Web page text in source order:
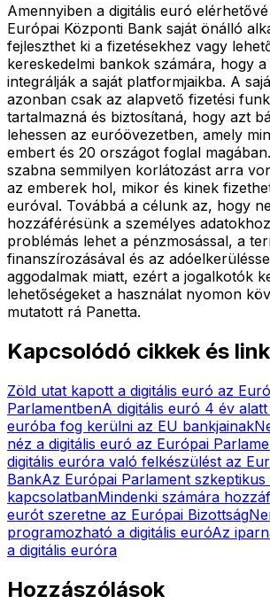
Amennyiben a digitális euró
Európai Központi Bank saját önálló
fejleszthet ki a fizetésekhez vagy
kereskedelmi bankok számára, hogy
integrálják a saját platformjaikba. A
azonban csak az alapvető fizetési
tartalmazná és biztosítaná, hogy azt
lehessen az euróövezetben, amely
embert és 20 országot foglal
szabna semmilyen korlátozást arra
az emberek hol, mikor és kinek
euróval. Továbbá a célunk az, hogy
hozzáférésünk a személyes
problémás lehet a pénzmosással, a
finanszírozásával és az
aggodalmak miatt, ezért a jogalkotók
lehetőségeket a használat nyomon
mutatott rá Panetta.
Kapcsolódó cikkek és
Zöld utat kapott a digitális euró az
ParlamentbenA digitális euró 4 év
euróba fog kerülni az EU bankjainak
néz a digitális euró az Európai
digitális euróra való felkészülést az
BankAz Európai Parlament szkeptikus
kapcsolatbanMindenki számára
eurót szeretne az Európai Bizottság
programozható a digitális euróAz
a digitális euróra
Hozzászólások